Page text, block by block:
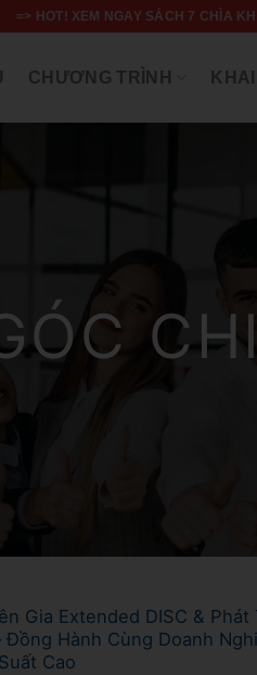
=> HOT! XEM NGAY SÁCH 7 CHÌA
CHƯƠNG TRÌNH
Gia Extended DISC &
Đồng Hành Cùng Doanh
Cao